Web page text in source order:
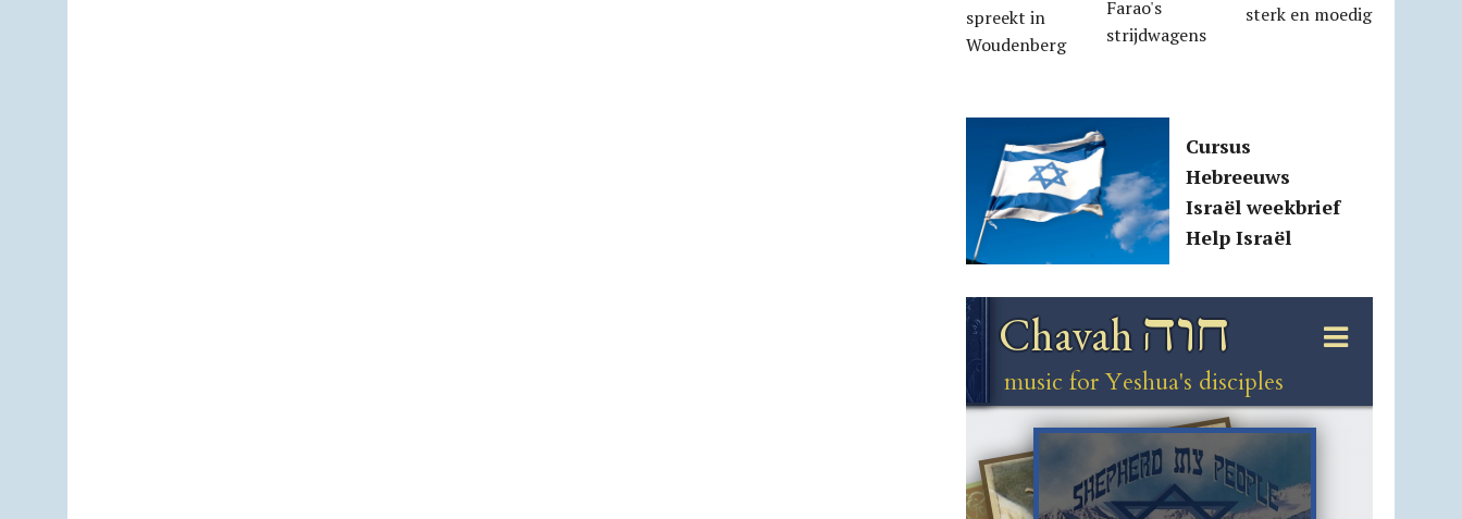
spreekt in
Woudenberg
Farao's
strijdwagens
sterk en moedig
Cursus
Hebreeuws
Israël weekbrief
Help Israël